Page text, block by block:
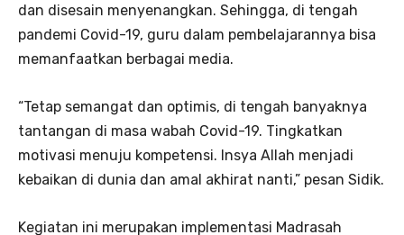
dan disesain menyenangkan. Sehingga, di tengah
pandemi Covid-19, guru dalam pembelajarannya bisa
memanfaatkan berbagai media.
“Tetap semangat dan optimis, di tengah banyaknya
tantangan di masa wabah Covid-19. Tingkatkan
motivasi menuju kompetensi. Insya Allah menjadi
kebaikan di dunia dan amal akhirat nanti,” pesan Sidik.
Kegiatan ini merupakan implementasi Madrasah